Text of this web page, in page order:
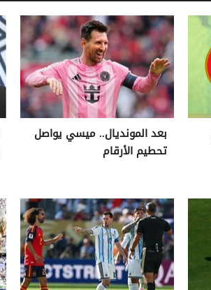
بعد المونديال.. ميسي يواصل
تحطيم الأرقام